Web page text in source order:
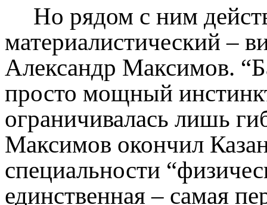
Но рядом с ним
материалистический –
Александр Максимов.
просто мощный
ограничивалась лишь
Максимов окончил
специальности
единственная – самая